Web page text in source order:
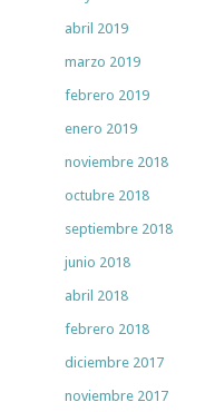
abril 2019
marzo 2019
febrero 2019
enero 2019
noviembre 2018
octubre 2018
septiembre 2018
junio 2018
abril 2018
febrero 2018
diciembre 2017
noviembre 2017